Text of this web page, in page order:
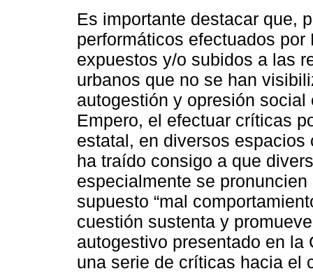
Es importante destacar que,
performáticos efectuados
expuestos y/o subidos a las
urbanos que no se han
autogestión y opresión
Empero, el efectuar críticas
estatal, en diversos
ha traído consigo a que
especialmente se
supuesto “mal
cuestión sustenta y
autogestivo presentado en la
una serie de críticas hacia el